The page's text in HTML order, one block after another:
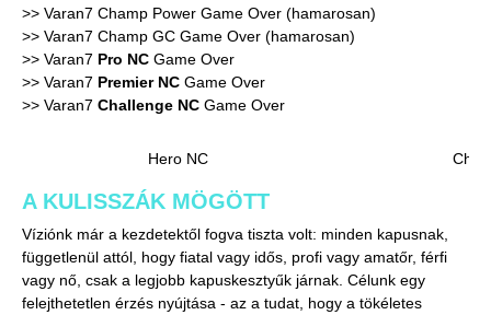
>> Varan7 Champ Power Game Over (hamarosan)
>> Varan7 Champ GC Game Over (hamarosan)
>> Varan7 Pro NC Game Over
>> Varan7 Premier NC Game Over
>> Varan7 Challenge NC Game Over
Hero NC
A KULISSZÁK MÖGÖTT
Víziónk már a kezdetektől fogva tiszta volt: minden kapusnak,
függetlenül attól, hogy fiatal vagy idős, profi vagy amatőr, férfi
vagy nő, csak a legjobb kapuskesztyűk járnak. Célunk egy
felejthetetlen érzés nyújtása - az a tudat, hogy a tökéletes